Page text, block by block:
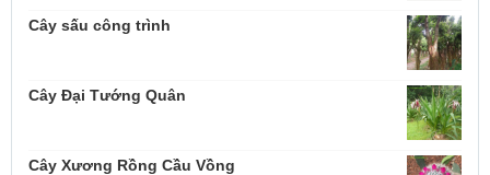
Cây sấu công trình
Cây Đại Tướng Quân
Cây Xương Rồng Cầu Vồng